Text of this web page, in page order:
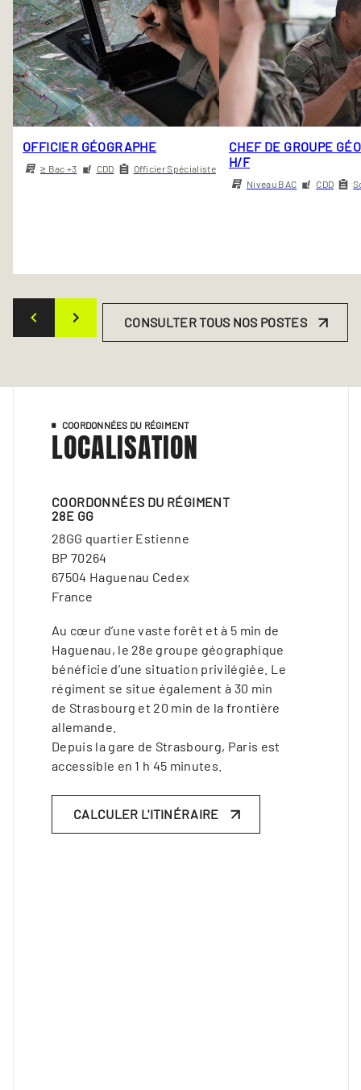
OFFICIER GÉOGRAPHE
≥ Bac +3 CDD Officier Spécialiste
CHEF DE GROUPE
H/F
Niveau BAC CDD
CONSULTER TOUS NOS POSTES
COORDONNÉES DU RÉGIMENT
LOCALISATION
COORDONNÉES DU RÉGIMENT
28E GG
28GG quartier Estienne
BP 70264
67504 Haguenau Cedex
France
Au cœur d’une vaste forêt et à 5 min de
Haguenau, le 28e groupe géographique
bénéficie d’une situation privilégiée. Le
régiment se situe également à 30 min
de Strasbourg et 20 min de la frontière
allemande.
Depuis la gare de Strasbourg, Paris est
accessible en 1 h 45 minutes.
CALCULER L'ITINÉRAIRE